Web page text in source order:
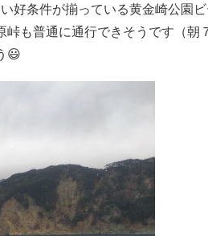
条件が揃っている黄金崎公園ビ
も普通に通行できそうです（朝
😃